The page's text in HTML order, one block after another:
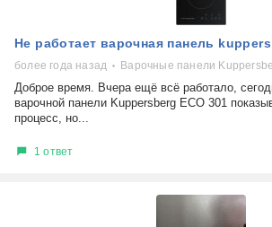
Не работает варочная панель
более года назад Варочные панели
Доброе время. Вчера ещё всё работало,
варочной панели Kuppersberg ECO 301
процесс, но...
1 ответ